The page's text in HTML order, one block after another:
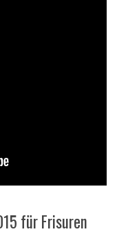
für Frisuren